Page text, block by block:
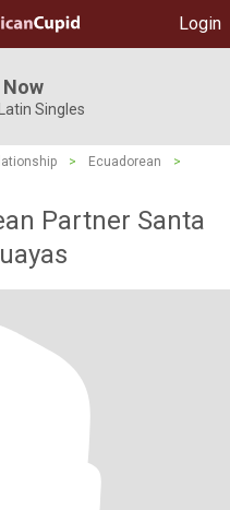
Login
Singles
> Ecuadorean
>
Partner Santa